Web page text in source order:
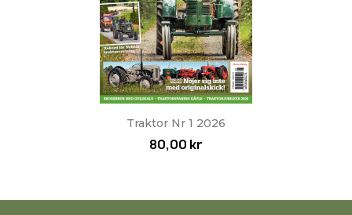
Traktor Nr 1 2026
80,00 kr